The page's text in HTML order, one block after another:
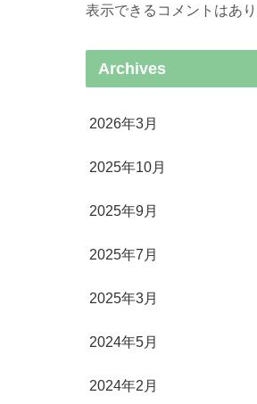
表示できるコメントはあり
Archives
2026年3月
2025年10月
2025年9月
2025年7月
2025年3月
2024年5月
2024年2月